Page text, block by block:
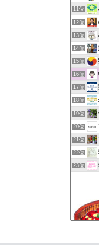
11位
12位
13位
14位
15位
16位
17位
18位
19位
20位
21位
22位
23位